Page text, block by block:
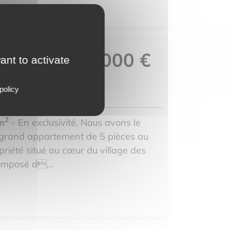
2- En exclusivité, Nous avons le
appartement de 5 pièces au
situé au cœur du village des
d...
299 000 €
to activate